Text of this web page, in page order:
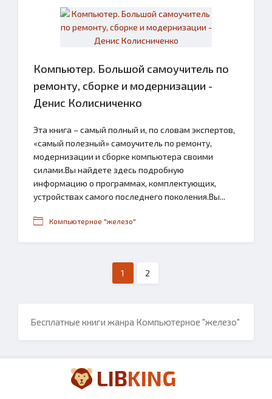
Компьютер. Большой самоучитель по
ремонту, сборке и модернизации -
Денис Колисниченко
Эта книга – самый полный и, по словам экспертов,
«самый полезный» самоучитель по ремонту,
модернизации и сборке компьютера своими
силами.Вы найдете здесь подробную
информацию о программах, комплектующих,
устройствах самого последнего поколения.Вы...
Компьютерное "железо"
1 2
Бесплатные книги жанра Компьютерное "железо"
LIBKING